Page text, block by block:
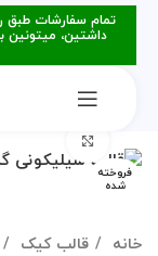
تمام سفارشات طبق
فروخته
شده
خانه قالب کیک